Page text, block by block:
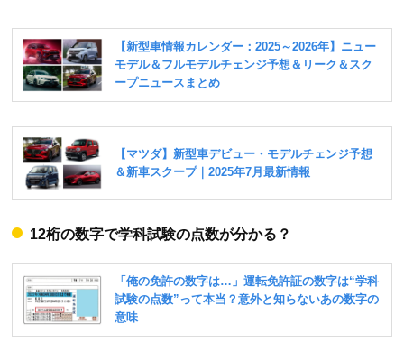
12桁の数字で学科試験の点数が分かる？